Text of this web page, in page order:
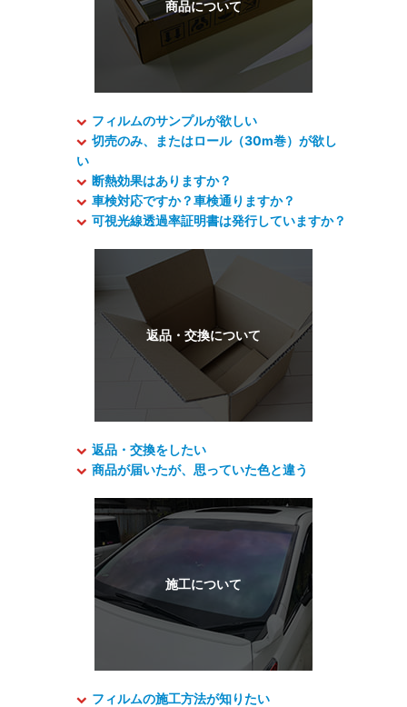
フィルムのサンプルが欲しい
切売のみ、またはロール（30m巻）が欲し
い
断熱効果はありますか？
車検対応ですか？車検通りますか？
可視光線透過率証明書は発行していますか？
返品・交換をしたい
商品が届いたが、思っていた色と違う
フィルムの施工方法が知りたい